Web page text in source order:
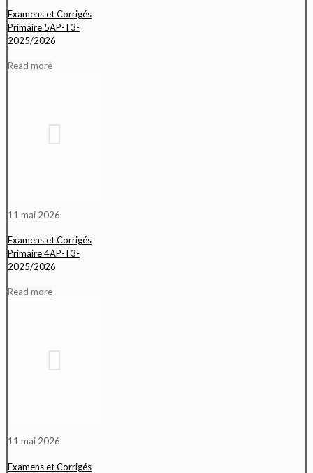
Examens et Corrigés
Primaire 5AP-T3-
2025/2026
Read more
11 mai 2026
Examens et Corrigés
Primaire 4AP-T3-
2025/2026
Read more
11 mai 2026
Examens et Corrigés